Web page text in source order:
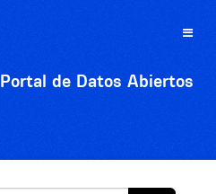
Toggle
Portal de Datos Abiertos